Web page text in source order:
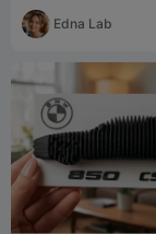
Edna Lab